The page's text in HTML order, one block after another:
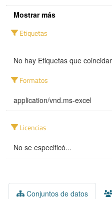
Mostrar más
Etiquetas
No hay Etiquetas que
Formatos
application/vnd.ms-excel
Licencias
No se especificó...
Conjuntos de datos